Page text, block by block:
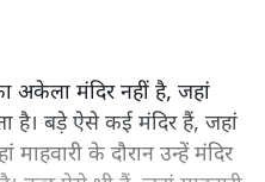
का मंदिर वह अकेला मंदिर
दिया जाता है। ऐसे और कई
मिथक है, कोई न कोई कहानी